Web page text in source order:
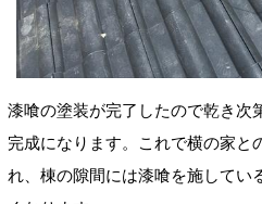
漆喰の塗装が完了したので乾き次
完成になります。これで横の家と
れ、棟の隙間には漆喰を施してい